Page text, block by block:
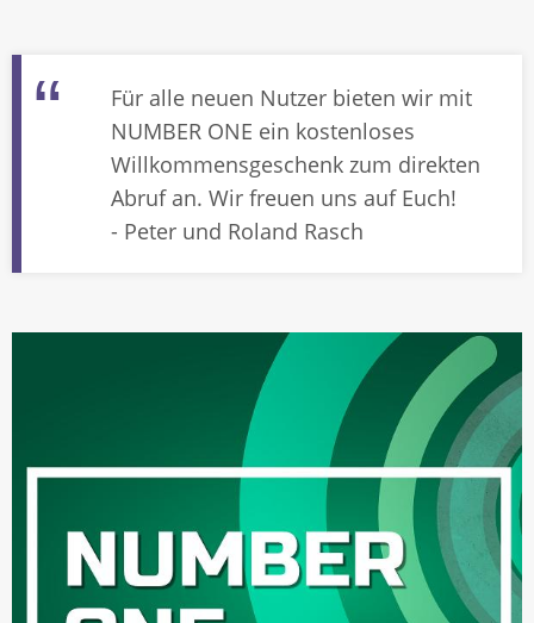
Für alle neuen Nutzer bieten wir mit
NUMBER ONE ein kostenloses
Willkommensgeschenk zum direkten
Abruf an. Wir freuen uns auf Euch!
- Peter und Roland Rasch